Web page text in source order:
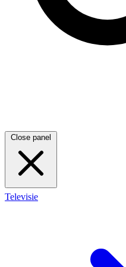
Close panel
Televisie